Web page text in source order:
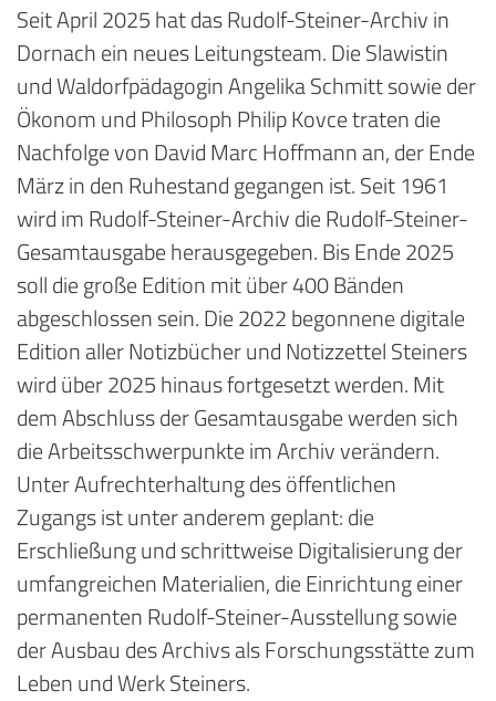
Seit April 2025 hat das Rudolf-Steiner-Archiv in
Dornach ein neues Leitungsteam. Die Slawistin
und Waldorfpädagogin Angelika Schmitt sowie der
Ökonom und Philosoph Philip Kovce traten die
Nachfolge von David Marc Hoffmann an, der Ende
März in den Ruhestand gegangen ist. Seit 1961
wird im Rudolf-Steiner-Archiv die Rudolf-Steiner-
Gesamtausgabe herausgegeben. Bis Ende 2025
soll die große Edition mit über 400 Bänden
abgeschlossen sein. Die 2022 begonnene digitale
Edition aller Notizbücher und Notizzettel Steiners
wird über 2025 hinaus fortgesetzt werden. Mit
dem Abschluss der Gesamtausgabe werden sich
die Arbeitsschwerpunkte im Archiv verändern.
Unter Aufrechterhaltung des öffentlichen
Zugangs ist unter anderem geplant: die
Erschließung und schrittweise Digitalisierung der
umfangreichen Materialien, die Einrichtung einer
permanenten Rudolf-Steiner-Ausstellung sowie
der Ausbau des Archivs als Forschungsstätte zum
Leben und Werk Steiners.